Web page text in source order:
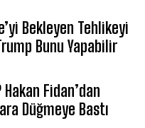
Bekleyen Tehlikeyi
Bunu Yapabilir
Hakan Fidan’dan
Düğmeye Bastı